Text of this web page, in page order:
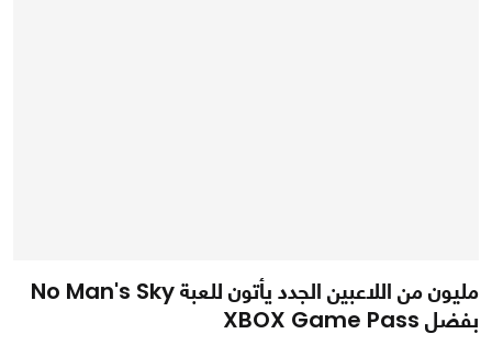
مليون من اللاعبين الجدد يأتون للعبة No Man's Sky
بفضل XBOX Game Pass